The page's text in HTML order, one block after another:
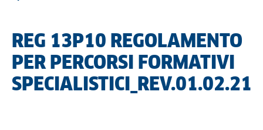
REG 13P10 REGOLAMENTO
PER PERCORSI FORMATIVI
SPECIALISTICI_REV.01.02.21